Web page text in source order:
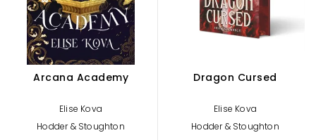
Arcana Academy
Elise Kova
Hodder & Stoughton
Dragon Cursed
Elise Kova
Hodder & Stoughton